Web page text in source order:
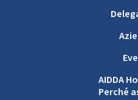
AIDDA
Perché